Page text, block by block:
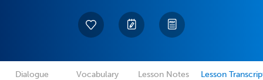
Dialogue Vocabulary Lesson Notes Lesson